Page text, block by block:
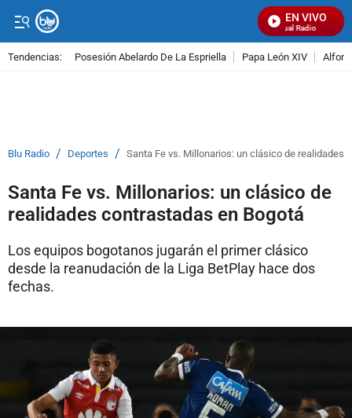
EN VIVO
Señal Visual Radio
Tendencias: Posesión Abelardo De La Espriella Papa León XIV
Blu Radio / Deportes / Santa Fe vs. Millonarios: un clásico de realidades
Santa Fe vs. Millonarios: un clásico de
realidades contrastadas en Bogotá
Los equipos bogotanos jugarán el primer clásico
desde la reanudación de la Liga BetPlay hace dos
fechas.